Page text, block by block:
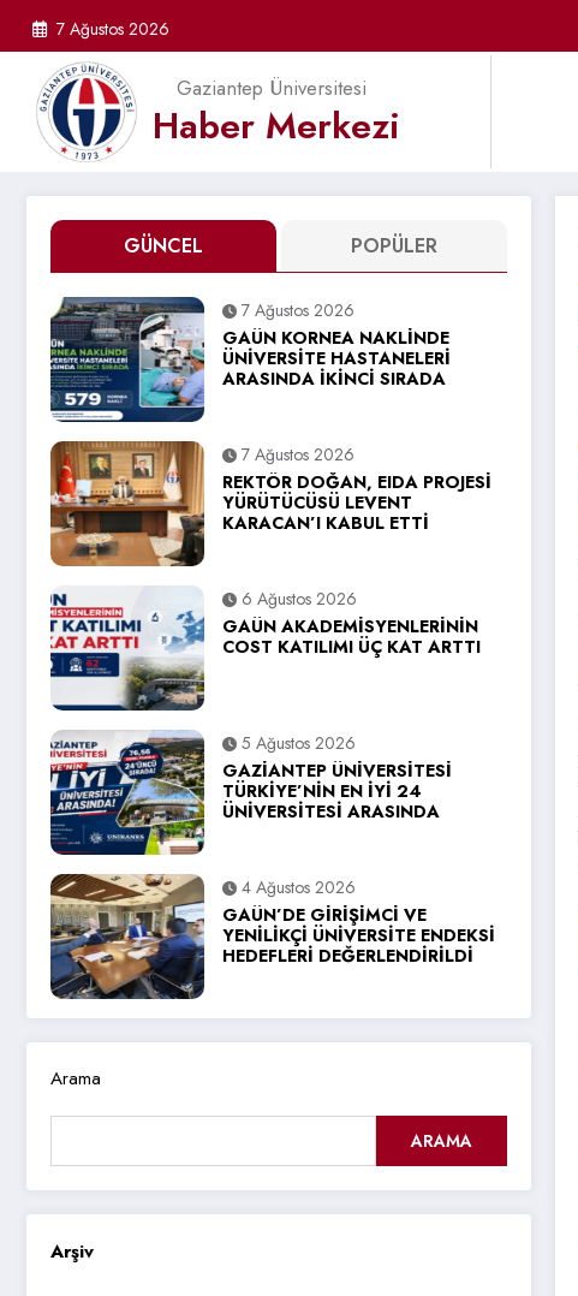
7 Ağustos 2026
Gaziantep Üniversitesi
Haber Merkezi
GÜNCEL POPÜLER
7 Ağustos 2026
GAÜN KORNEA NAKLİNDE
ÜNİVERSİTE HASTANELERİ
ARASINDA İKİNCİ SIRADA
7 Ağustos 2026
REKTÖR DOĞAN, EIDA PROJESİ
YÜRÜTÜCÜSÜ LEVENT
KARACAN’I KABUL ETTİ
6 Ağustos 2026
GAÜN AKADEMİSYENLERİNİN
COST KATILIMI ÜÇ KAT ARTTI
5 Ağustos 2026
GAZİANTEP ÜNİVERSİTESİ
TÜRKİYE’NİN EN İYİ 24
ÜNİVERSİTESİ ARASINDA
4 Ağustos 2026
GAÜN’DE GİRİŞİMCİ VE
YENİLİKÇİ ÜNİVERSİTE ENDEKSİ
HEDEFLERİ DEĞERLENDİRİLDİ
Arama
ARAMA
Arşiv